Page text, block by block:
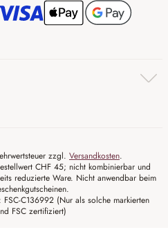
zzgl. Versandkosten.
CHF 45; nicht kombinierbar und
reduzierte Ware. Nicht anwendbar beim
C136992 (Nur als solche markierten
FSC zertifiziert)